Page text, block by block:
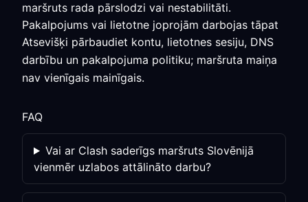
maršruts rada pārslodzi vai nestabilitāti.
Pakalpojums vai lietotne joprojām darbojas tāpat
Atsevišķi pārbaudiet kontu, lietotnes sesiju, DNS
darbību un pakalpojuma politiku; maršruta maiņa
nav vienīgais mainīgais.
FAQ
Vai ar Clash saderīgs maršruts Slovēnijā
vienmēr uzlabos attālināto darbu?